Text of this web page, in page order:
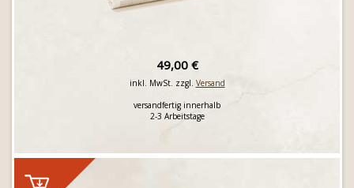
49,00 €
inkl. MwSt. zzgl. Versand
versandfertig innerhalb
2-3 Arbeitstage